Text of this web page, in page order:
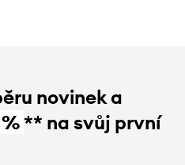
novinek a
** na svůj první